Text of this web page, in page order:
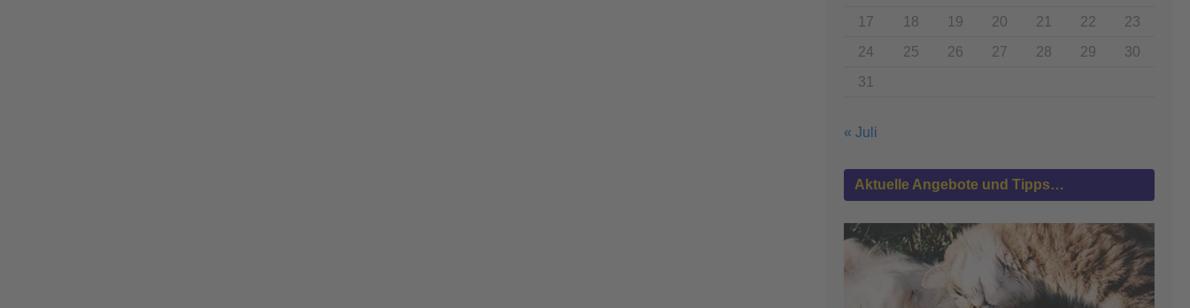
17
18 19 20 21 22
23
24
25 26 27 28 29
30
31
« Juli
Aktuelle Angebote und Tipps…